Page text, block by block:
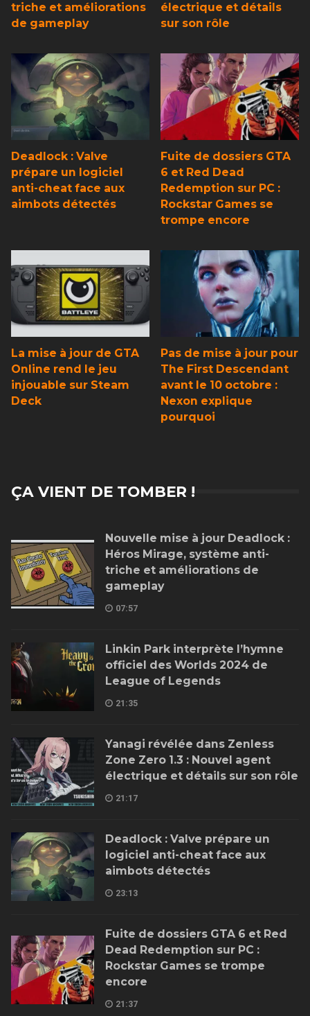
triche et améliorations
de gameplay
électrique et détails
sur son rôle
Deadlock : Valve
prépare un logiciel
anti-cheat face aux
aimbots détectés
Fuite de dossiers GTA
6 et Red Dead
Redemption sur PC :
Rockstar Games se
trompe encore
La mise à jour de GTA
Online rend le jeu
injouable sur Steam
Deck
Pas de mise à jour pour
The First Descendant
avant le 10 octobre :
Nexon explique
pourquoi
ÇA VIENT DE TOMBER !
Nouvelle mise à jour Deadlock :
Héros Mirage, système anti-
triche et améliorations de
gameplay
07:57
Linkin Park interprète l’hymne
officiel des Worlds 2024 de
League of Legends
21:35
Yanagi révélée dans Zenless
Zone Zero 1.3 : Nouvel agent
électrique et détails sur son rôle
21:17
Deadlock : Valve prépare un
logiciel anti-cheat face aux
aimbots détectés
23:13
Fuite de dossiers GTA 6 et Red
Dead Redemption sur PC :
Rockstar Games se trompe
encore
21:37